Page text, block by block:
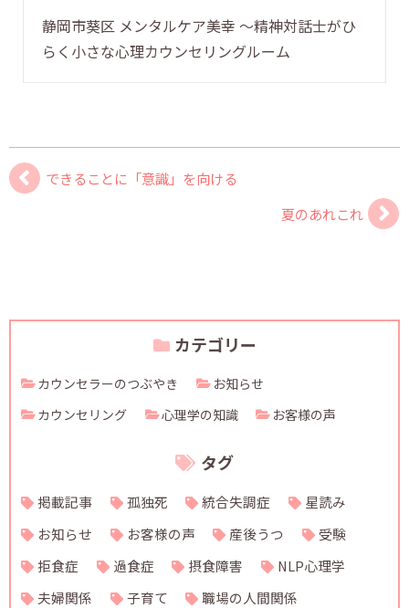
静岡市葵区 メンタルケア美幸 〜精神対話士がひ
らく小さな心理カウンセリングルーム
できることに「意識」を向ける
夏のあれこれ
カテゴリー
カウンセラーのつぶやき
お知らせ
カウンセリング
心理学の知識 お客様の声
タグ
掲載記事 孤独死 統合失調症
星読み
お知らせ
お客様の声 産後うつ
受験
拒食症
過食症 摂食障害
NLP心理学
夫婦関係
子育て
職場の人間関係